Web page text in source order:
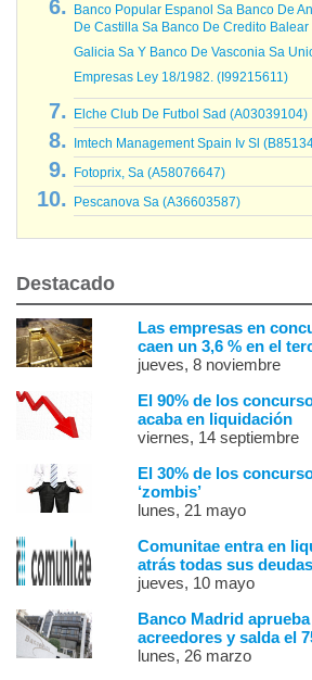
Banco Popular Espanol Sa Banco De
De Castilla Sa Banco De Credito
Galicia Sa Y Banco De Vasconia Sa
Empresas Ley 18/1982. (I99215611)
Elche Club De Futbol Sad (A03039104)
Imtech Management Spain Iv Sl
Fotoprix, Sa (A58076647)
Pescanova Sa (A36603587)
Destacado
Las empresas en
caen un 3,6 % en el
jueves, 8 noviembre
El 90% de los
acaba en liquidación
viernes, 14 septiembre
El 30% de los
‘zombis’
lunes, 21 mayo
Comunitae entra en
atrás todas sus
jueves, 10 mayo
Banco Madrid
acreedores y salda el
lunes, 26 marzo